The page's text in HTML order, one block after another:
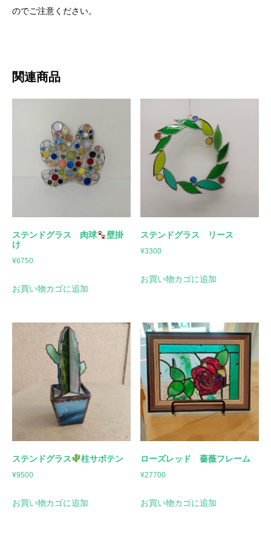
のでご注意ください。
関連商品
ステンドグラス 肉球
壁掛
け
¥6750
お買い物カゴに追加
ステンドグラス リース
¥3300
お買い物カゴに追加
ステンドグラス 柱サボテン
¥9500
お買い物カゴに追加
ローズレッド 薔薇フレーム
¥27700
お買い物カゴに追加